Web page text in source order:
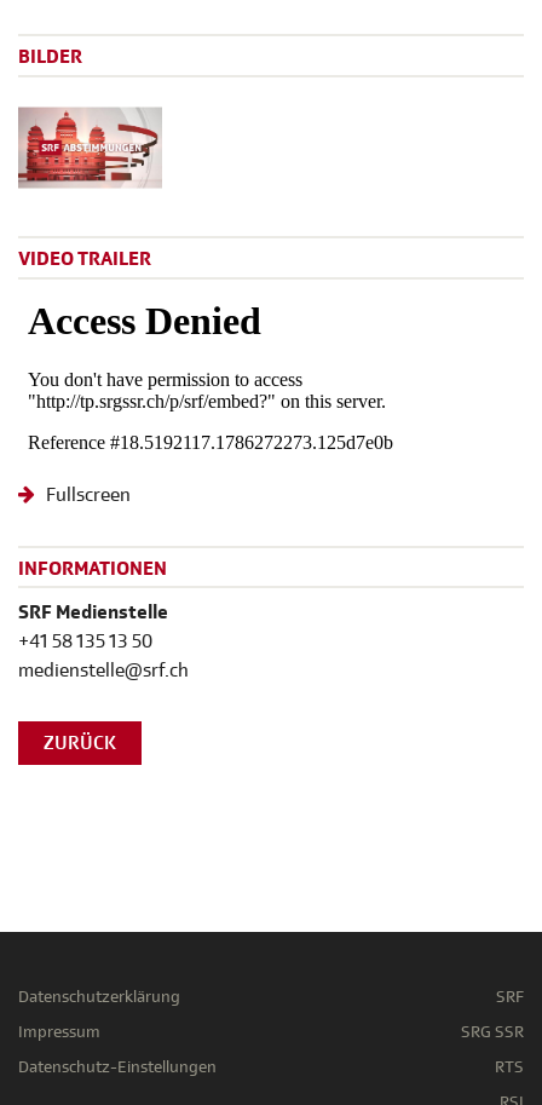
BILDER
VIDEO TRAILER
Fullscreen
INFORMATIONEN
SRF Medienstelle
+41 58 135 13 50
medienstelle@srf.ch
ZURÜCK
Datenschutzerklärung
Impressum
Datenschutz-Einstellungen
SRF
SRG SSR
RTS